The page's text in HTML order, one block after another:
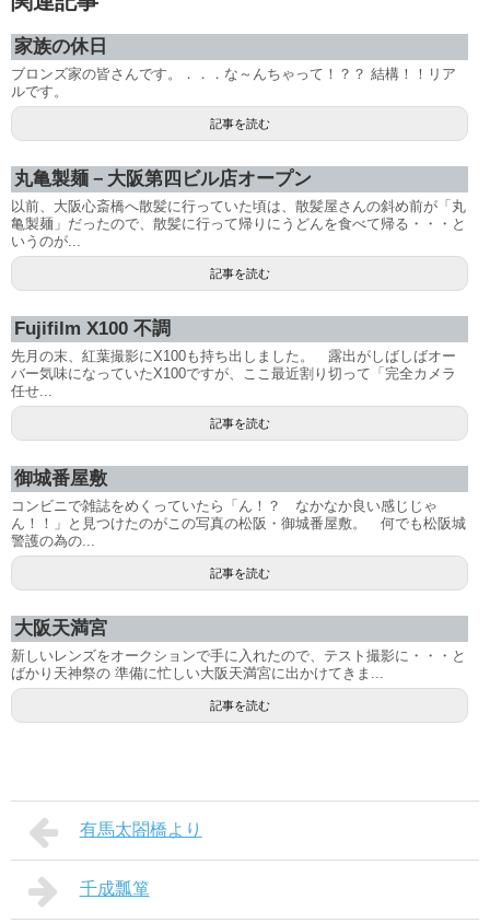
家族の休日
ブロンズ家の皆さんです。．．．な～んちゃって！？？ 結構！！リア
ルです。
記事を読む
丸亀製麺－大阪第四ビル店オープン
以前、大阪心斎橋へ散髪に行っていた頃は、散髪屋さんの斜め前が「丸
亀製麺」だったので、散髪に行って帰りにうどんを食べて帰る・・・と
いうのが...
記事を読む
Fujifilm X100 不調
先月の末、紅葉撮影にX100も持ち出しました。 露出がしばしばオー
バー気味になっていたX100ですが、ここ最近割り切って「完全カメラ
任せ...
記事を読む
御城番屋敷
コンビニで雑誌をめくっていたら「ん！？ なかなか良い感じじゃ
ん！！」と見つけたのがこの写真の松阪・御城番屋敷。 何でも松阪城
警護の為の...
記事を読む
大阪天満宮
新しいレンズをオークションで手に入れたので、テスト撮影に・・・と
ばかり天神祭の 準備に忙しい大阪天満宮に出かけてきま...
記事を読む
有馬太閤橋より
千成瓢箪